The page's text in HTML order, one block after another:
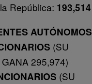
República: 193,514
AUTÓNOMOS
(SU
295,974)
(SU